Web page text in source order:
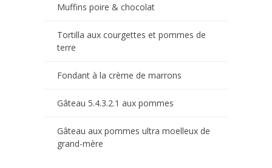
Muffins poire & chocolat
Tortilla aux courgettes et pommes de
terre
Fondant à la crème de marrons
Gâteau 5.4.3.2.1 aux pommes
Gâteau aux pommes ultra moelleux de
grand-mère